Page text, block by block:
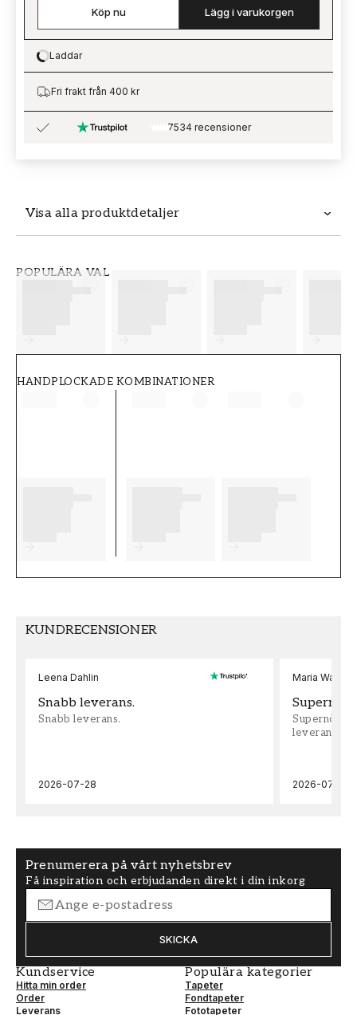
Visa alla produktdetaljer
POPULÄRA VAL
HANDPLOCKADE KOMBINATIONER
Köp nu Lägg i varukorgen
Loading…
Laddar
Fri frakt från 400 kr
7534 recensioner
KUNDRECENSIONER
Leena Dahlin
Snabb leverans.
Snabb leverans.
2026-07-28
Maria
leveran,
2026-07-22
Prenumerera på vårt nyhetsbrev
Få inspiration och erbjudanden direkt i din inkorg
SKICKA
Kundservice
Hitta min order
Order
Leverans
Populära kategorier
Tapeter
Fondtapeter
Fototapeter